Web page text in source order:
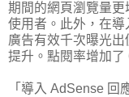
期間的網頁瀏覽量更
使用者。此外，在
廣告有效千次曝光
提升。點閱率增加了
「導入 AdSense